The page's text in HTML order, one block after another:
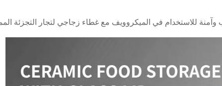
للاستخدام في الميكروويف مع غطاء زجاجي لتجار التجزئة